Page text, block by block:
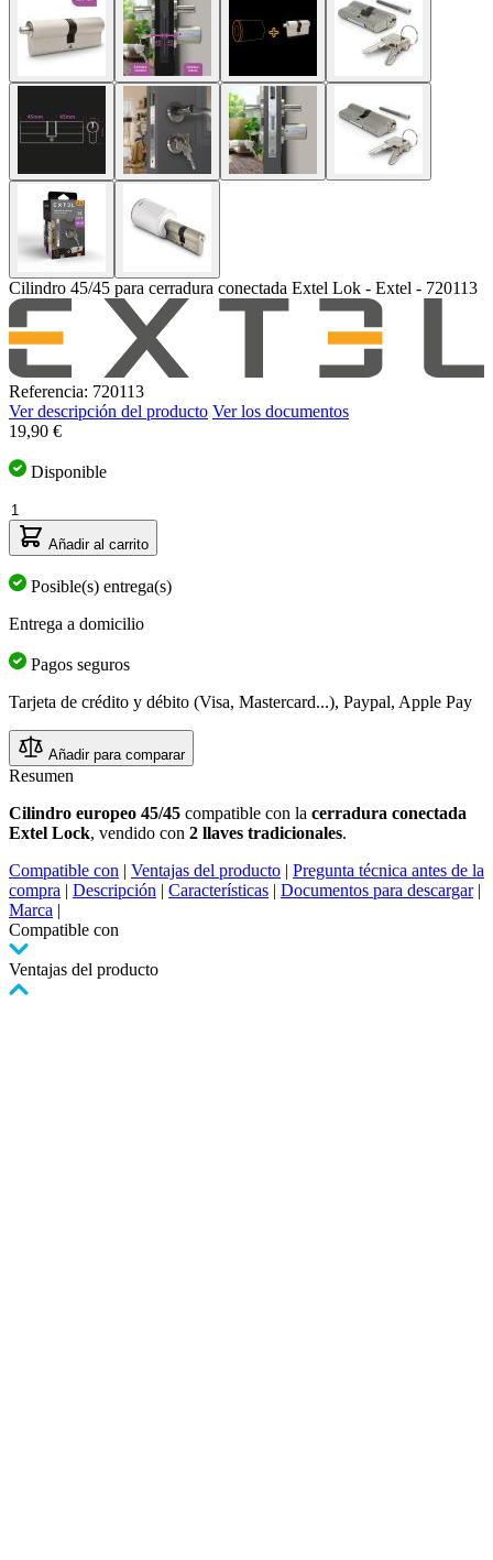
Cilindro 45/45 para cerradura conectada Extel Lok - Extel - 720113
Referencia: 720113
Ver descripción del producto Ver los documentos
19,90 €
Disponible
Cantidad
Añadir al carrito
Posible(s) entrega(s)
Entrega a domicilio
Pagos seguros
Tarjeta de crédito y débito (Visa, Mastercard...), Paypal, Apple Pay
Añadir para comparar
Resumen
Cilindro europeo 45/45 compatible con la cerradura conectada
Extel Lock, vendido con 2 llaves tradicionales.
Compatible con | Ventajas del producto | Pregunta técnica antes de la
compra | Descripción | Características | Documentos para descargar |
Marca |
Compatible con
Ventajas del producto